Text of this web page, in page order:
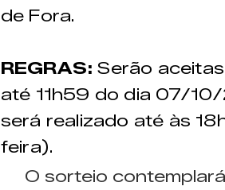
de Fora.
REGRAS:Serão
até 11h59 do dia 07/
será realizado até às
feira).
O sorteio